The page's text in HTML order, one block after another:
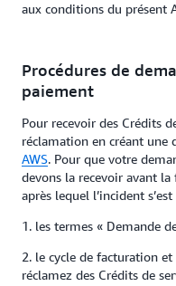
aux conditions du présent
Procédures de
paiement
Pour recevoir des Crédits
réclamation en créant une
AWS. Pour que votre
devons la recevoir avant
après lequel l’incident
1. les termes « Demande
2. le cycle de facturation
réclamez des Crédits de